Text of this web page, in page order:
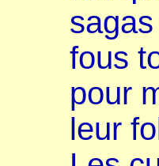
fous
pour
leur